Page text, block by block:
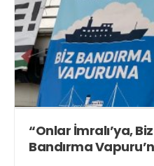
“Onlar İmralı’ya,
Bandırma